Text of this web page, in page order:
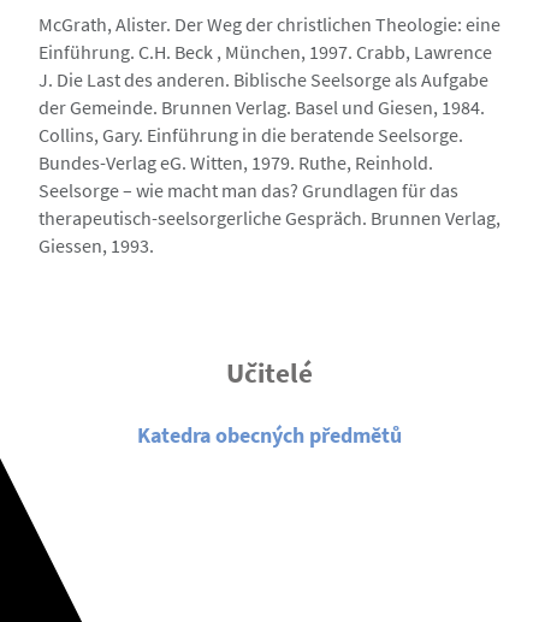
McGrath, Alister. Der Weg der christlichen Theologie: eine
Einführung. C.H. Beck , München, 1997. Crabb, Lawrence
J. Die Last des anderen. Biblische Seelsorge als Aufgabe
der Gemeinde. Brunnen Verlag. Basel und Giesen, 1984.
Collins, Gary. Einführung in die beratende Seelsorge.
Bundes-Verlag eG. Witten, 1979. Ruthe, Reinhold.
Seelsorge – wie macht man das? Grundlagen für das
therapeutisch-seelsorgerliche Gespräch. Brunnen Verlag,
Giessen, 1993.
Učitelé
Katedra obecných předmětů